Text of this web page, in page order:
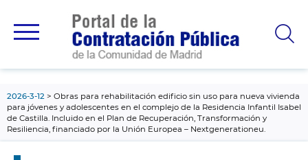
principal
2026-3-12
Obras para rehabilitación edificio sin uso para nueva vivienda
para jóvenes y adolescentes en el complejo de la Residencia Infantil Isabel
de Castilla. Incluido en el Plan de Recuperación, Transformación y
Resiliencia, financiado por la Unión Europea – Nextgenerationeu.